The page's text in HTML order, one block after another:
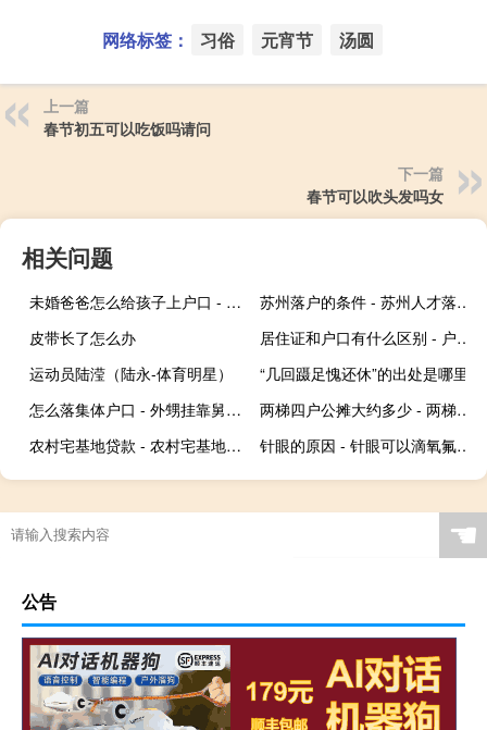
网络标签： 习俗 元宵节 汤圆
上一篇
春节初五可以吃饭吗请问
下一篇
春节可以吹头发吗女
相关问题
未婚爸爸怎么给孩子上户口 - 未婚单亲爸爸小孩子上户口
苏州落户的条件 - 苏州人才落户要求
皮带长了怎么办
居住证和户口有什么区别 - 户口本属于居住证吗
运动员陆滢（陆永-体育明星）
“几回蹑足愧还休”的出处是哪里
怎么落集体户口 - 外甥挂靠舅舅户口上学
两梯四户公摊大约多少 - 两梯四户公摊23正常吗
农村宅基地贷款 - 农村宅基地贷款50万
针眼的原因 - 针眼可以滴氧氟沙星滴眼液吗
☚
公告